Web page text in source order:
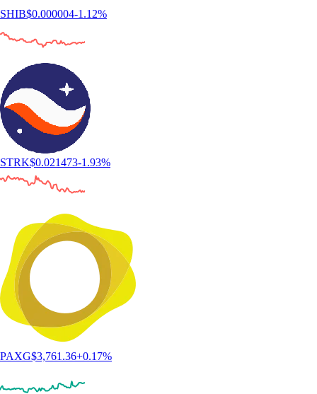
SHIB$0.000004-1.12%
STRK$0.021473-1.93%
PAXG$3,761.36+0.17%